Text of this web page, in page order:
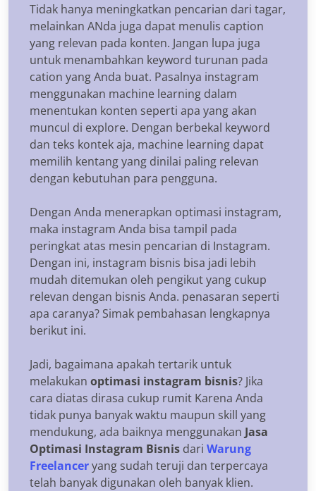
Tidak hanya meningkatkan pencarian dari tagar,
melainkan ANda juga dapat menulis caption
yang relevan pada konten. Jangan lupa juga
untuk menambahkan keyword turunan pada
cation yang Anda buat. Pasalnya instagram
menggunakan machine learning dalam
menentukan konten seperti apa yang akan
muncul di explore. Dengan berbekal keyword
dan teks kontek aja, machine learning dapat
memilih kentang yang dinilai paling relevan
dengan kebutuhan para pengguna.
Dengan Anda menerapkan optimasi instagram,
maka instagram Anda bisa tampil pada
peringkat atas mesin pencarian di Instagram.
Dengan ini, instagram bisnis bisa jadi lebih
mudah ditemukan oleh pengikut yang cukup
relevan dengan bisnis Anda. penasaran seperti
apa caranya? Simak pembahasan lengkapnya
berikut ini.
Jadi, bagaimana apakah tertarik untuk
melakukan optimasi instagram bisnis? Jika
cara diatas dirasa cukup rumit Karena Anda
tidak punya banyak waktu maupun skill yang
mendukung, ada baiknya menggunakan Jasa
Optimasi Instagram Bisnis dari Warung
Freelanceryang sudah teruji dan terpercaya
telah banyak digunakan oleh banyak klien.